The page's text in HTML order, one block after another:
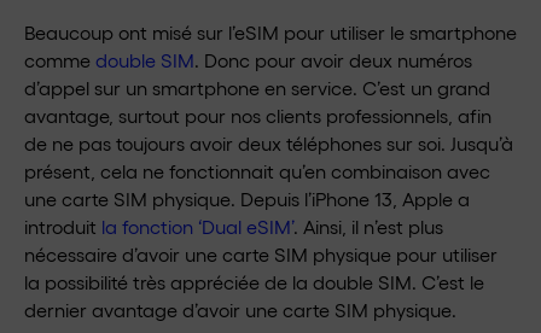
Beaucoup ont misé sur l’eSIM pour utiliser le smartphone
comme double SIM. Donc pour avoir deux numéros
d’appel sur un smartphone en service. C’est un grand
avantage, surtout pour nos clients professionnels, afin
de ne pas toujours avoir deux téléphones sur soi. Jusqu’à
présent, cela ne fonctionnait qu’en combinaison avec
une carte SIM physique. Depuis l’iPhone 13, Apple a
introduit la fonction ‘Dual eSIM’. Ainsi, il n’est plus
nécessaire d’avoir une carte SIM physique pour utiliser
la possibilité très appréciée de la double SIM. C’est le
dernier avantage d’avoir une carte SIM physique.